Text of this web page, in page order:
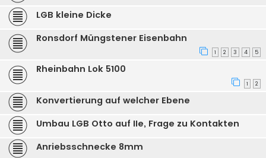
LGB kleine Dicke
Ronsdorf Müngstener Eisenbahn
1 2 3 4 5
Rheinbahn Lok 5100
1 2
Konvertierung auf welcher Ebene
Umbau LGB Otto auf IIe, Frage zu Kontakten
Anriebsschnecke 8mm